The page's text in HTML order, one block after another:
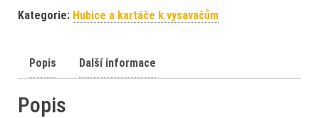
Kategorie: Hubice a kartáče k vysavačům
Popis Další informace
Popis